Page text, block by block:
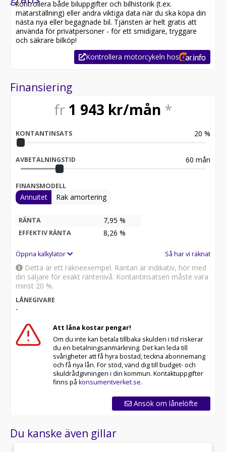
kontrollera både biluppgifter och bilhistorik (t.ex.
mätarställning) eller andra viktiga data när du ska köpa din
nästa nya eller begagnade bil. Tjänsten är helt gratis att
använda för privatpersoner - för ett smidigare, tryggare
och säkrare bilköp!
Kontrollera motorcykeln hos
Finansiering
fr 1 943 kr/mån *
KONTANTINSATS 20 %
AVBETALNINGSTID 60 mån
FINANSMODELL
Annuitet Rak amortering
RÄNTA 7,95 %
EFFEKTIV RÄNTA 8,26 %
Öppna kalkylator Så har vi räknat
Detta är ett räkneexempel. Räntan är indikativ, hör med
din säljare för exakt räntenivå. Kontantinsatsen måste vara
minst 20 %.
LÅNEGIVARE
-
Att låna kostar pengar!
Om du inte kan betala tillbaka skulden i tid riskerar
du en betalningsanmärkning. Det kan leda till
svårigheter att få hyra bostad, teckna abonnemang
och få nya lån. För stöd, vänd dig till budget- och
skuldrådgivningen i din kommun. Kontaktuppgifter
finns på konsumentverket.se.
Ansök om lånelöfte
Du kanske även gillar